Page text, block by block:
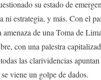
su estado de
ni estrategia, y más. Con el
de una Toma de
con una palestra
las clarividencias apuntan
viene un golpe de dados.